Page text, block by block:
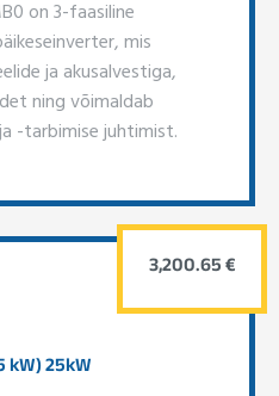
on 3-faasiline
mis
ja akusalvestiga,
ning võimaldab
-tarbimise juhtimist.
kW) 25kW
3,200.65 €